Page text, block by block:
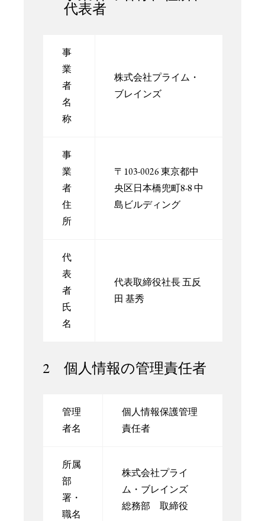
代表者
事
業
者
名
称
株式会社プライム・
ブレインズ
事
業
者
住
所
〒103-0026 東京都中
央区日本橋兜町8-8 中
島ビルディング
代
表
者
氏
名
代表取締役社長 五反
田 基秀
2 個人情報の管理責任者
管理
者名
個人情報保護管理
責任者
所属
部
署・
職名
株式会社プライ
ム・ブレインズ
総務部 取締役